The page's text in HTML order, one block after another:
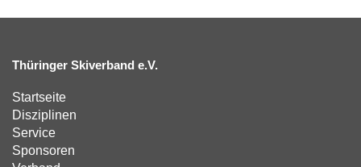
Thüringer Skiverband e.V.
Startseite
Disziplinen
Service
Sponsoren